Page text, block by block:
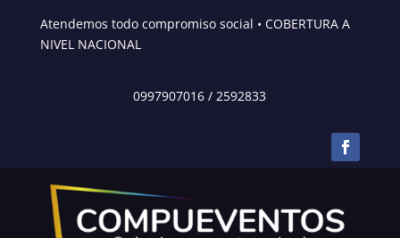
Atendemos todo compromiso social • COBERTURA A
NIVEL NACIONAL
0997907016 /2592833